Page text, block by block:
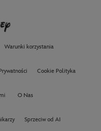
Warunki korzystania
Cookie Polityka
O Nas
Sprzeciw od AI